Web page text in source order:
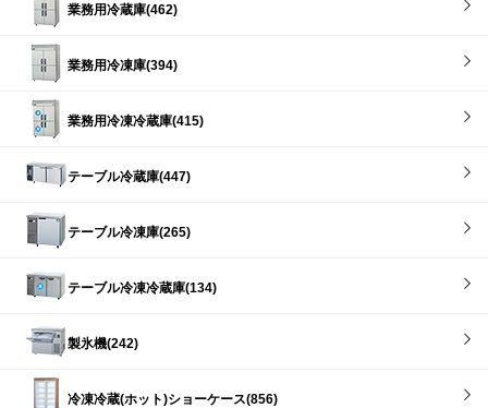
業務用冷蔵庫(462)
業務用冷凍庫(394)
業務用冷凍冷蔵庫(415)
テーブル冷蔵庫(447)
テーブル冷凍庫(265)
テーブル冷凍冷蔵庫(134)
製氷機(242)
冷凍冷蔵(ホット)ショーケース(856)